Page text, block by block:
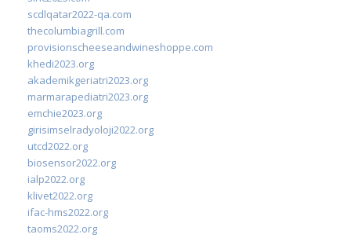
scdlqatar2022-qa.com
thecolumbiagrill.com
provisionscheeseandwineshoppe.com
khedi2023.org
akademikgeriatri2023.org
marmarapediatri2023.org
emchie2023.org
girisimselradyoloji2022.org
utcd2022.org
biosensor2022.org
ialp2022.org
klivet2022.org
ifac-hms2022.org
taoms2022.org